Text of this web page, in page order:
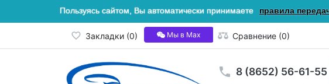
Пользуясь сайтом, Вы автоматически принимаете правила
Закладки (0) Мы в Мах Сравнение (0)
8 (8652) 56-61-55